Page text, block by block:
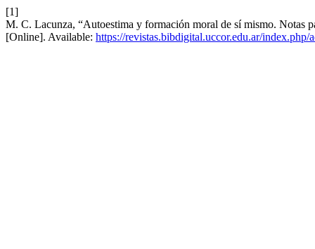
[1]
M. C. Lacunza, “Autoestima y formación moral de sí mismo. Notas
[Online]. Available: https://revistas.bibdigital.uccor.edu.ar/